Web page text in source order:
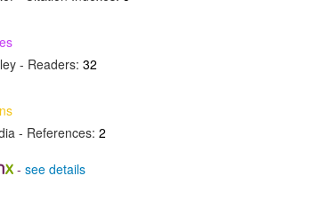
- Readers:32
- References:2
-see details